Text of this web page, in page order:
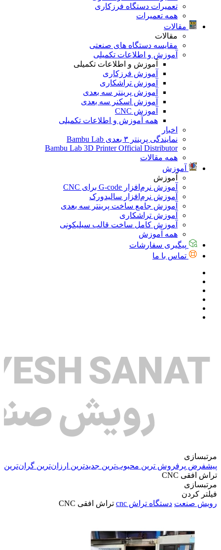
تعمیرات دستگاه فرزکاری
همه تعمیرات
مقالات
مقالات
مقایسه دستگاه های صنعتی
آموزش و اطلاعات تکمیلی
آموزش و اطلاعات تکمیلی
آموزش فرزکاری
آموزش تراشکاری
آموزش پرینتر سه بعدی
آموزش اسکنر سه بعدی
آموزش CNC
همه آموزش و اطلاعات تکمیلی
اخبار
نمایندگی پرینتر ۳ بعدی Bambu Lab
Bambu Lab 3D Printer Official Distributor
همه مقالات
آموزش
آموزش
آموزش نرم‌افزار G-code برای CNC
آموزش نرم‌افزار سالیدورک
آموزش جامع ساخت پرینتر سه بعدی
آموزش تراشکاری
آموزش کامل ساخت قالب سیلیکونی
همه آموزش
پیگیری سفارشات
تماس با ما
مرتبسازی
پیشفرض پرفروش ترین محبوب‌ترین جدیدترین ارزان‌ترین گران‌ترین
تراش افقی CNC
مرتبسازی
فیلتر کردن
رویش صنعت دستگاه تراش cnc تراش افقی CNC